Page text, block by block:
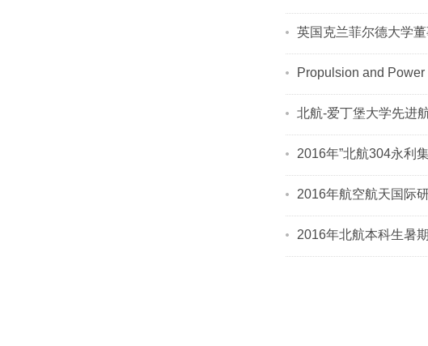
英国克兰菲尔德大学
Propulsion and
北航-爱丁堡大学先进
2016年”北航304永利
2016年航空航天国际
2016年北航本科生暑